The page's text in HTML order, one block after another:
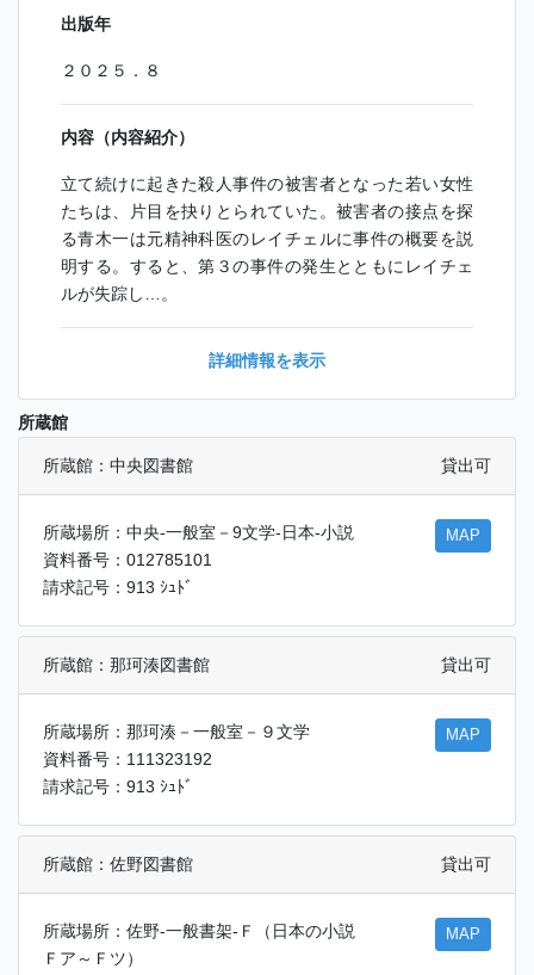
出版年
２０２５．８
内容（内容紹介）
立て続けに起きた殺人事件の被害者となった若い女性
たちは、片目を抉りとられていた。被害者の接点を探
る青木一は元精神科医のレイチェルに事件の概要を説
明する。すると、第３の事件の発生とともにレイチェ
ルが失踪し…。
詳細情報を表示
所蔵館
所蔵館：中央図書館 貸出可
所蔵場所：中央-一般室－9文学-日本-小説
資料番号：012785101
請求記号：913 ｼｭﾄﾞ
MAP
所蔵館：那珂湊図書館 貸出可
所蔵場所：那珂湊－一般室－９文学
資料番号：111323192
請求記号：913 ｼｭﾄﾞ
MAP
所蔵館：佐野図書館 貸出可
所蔵場所：佐野-一般書架-Ｆ（日本の小説
Ｆア～Ｆツ）
MAP